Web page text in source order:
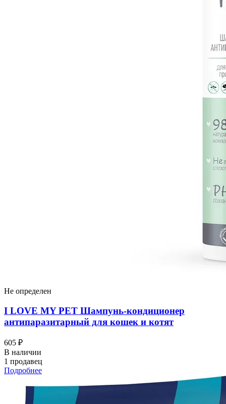
Не определен
I LOVЕ MY PET Шампунь-кондиционер
антипаразитарный для кошек и котят
605 ₽
В наличии
1 продавец
Подробнее